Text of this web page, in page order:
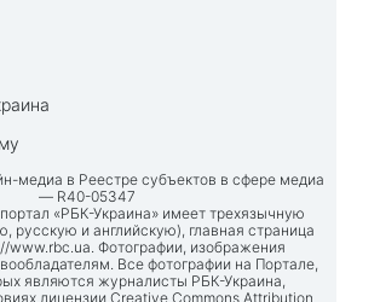
медиа в Реестре субъектов в сфере медиа
— R40-05347
«РБК-Украина» имеет трехязычную
русскую и английскую), главная страница
www.rbc.ua. Фотографии, изображения
Все фотографии на Портале,
являются журналисты РБК-Украина,
лицензии Creative Commons Attribution